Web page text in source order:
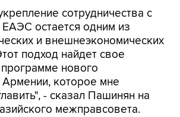
сотрудничества с
ЕАЭС остается одним из
и внешнеэкономических
подход найдет свое
нового
Армении, которое мне
- сказал Пашинян на
межправсовета.